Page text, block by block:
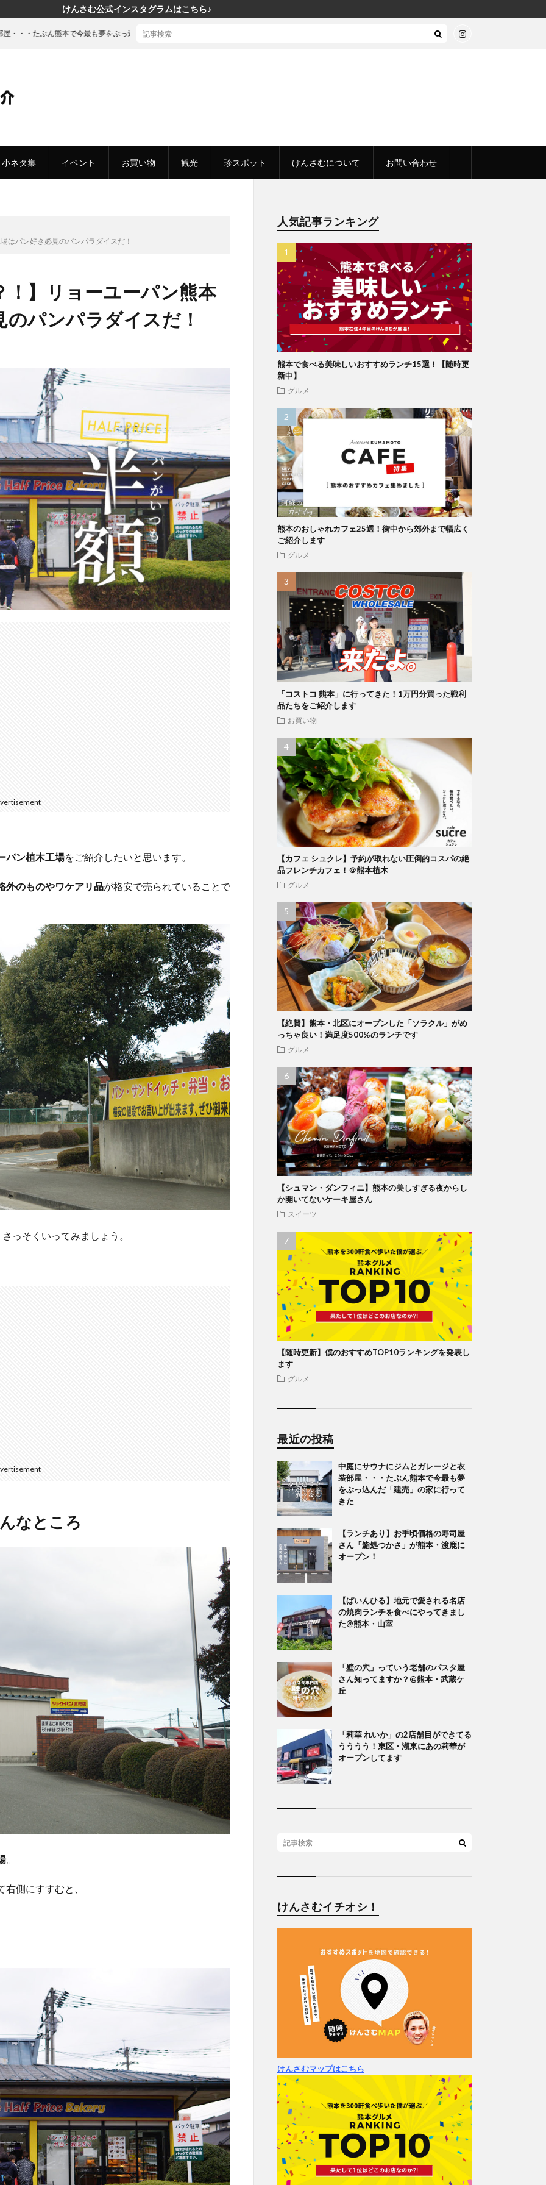
けんさむ公式インスタグラムはこちら♪
小ネタ集 イベント お買い物 観光 珍スポット けんさむについて お問い合わせ
最も夢をぶっ込んだ「建売」の家に行ってきた
はパン好き必見のパンパラダイスだ！
】リョーユーパン熊本
パンパラダイスだ！
パン植木工場をご紹介したいと思います。
外のものやワケアリ品が格安で売られていることで
っそくいってみましょう。
なところ
。
側にすすむと、
人気記事ランキング
熊本で食べる美味しいおすすめランチ15選！【随時更
新中】
グルメ
熊本のおしゃれカフェ25選！街中から郊外まで幅広く
ご紹介します
グルメ
「コストコ 熊本」に行ってきた！1万円分買った戦利
品たちをご紹介します
お買い物
【カフェ シュクレ】予約が取れない圧倒的コスパの絶
品フレンチカフェ！＠熊本植木
グルメ
【絶賛】熊本・北区にオープンした「ソラクル」がめ
っちゃ良い！満足度500%のランチです
グルメ
【シュマン・ダンフィニ】熊本の美しすぎる夜からし
か開いてないケーキ屋さん
スイーツ
【随時更新】僕のおすすめTOP10ランキングを発表し
ます
グルメ
最近の投稿
中庭にサウナにジムとガレージと衣
装部屋・・・たぶん熊本で今最も夢
をぶっ込んだ「建売」の家に行って
きた
【ランチあり】お手頃価格の寿司屋
さん「鮨処つかさ」が熊本・渡鹿に
オープン！
【ぱいんひる】地元で愛される名店
の焼肉ランチを食べにやってきまし
た@熊本・山室
「壁の穴」っていう老舗のパスタ屋
さん知ってますか？@熊本・武蔵ケ
丘
「莉華 れいか」の2店舗目ができてる
うううう！東区・湖東にあの莉華が
オープンしてます
けんさむイチオシ！
けんさむマップはこちら